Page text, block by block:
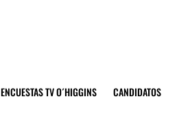
ENCUESTAS TV O´HIGGINS CANDIDATOS